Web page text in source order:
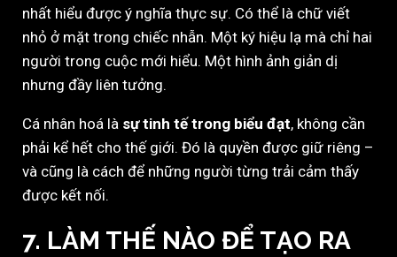
nhất hiểu được ý nghĩa thực sự. Có thể là chữ viết
nhỏ ở mặt trong chiếc nhẫn. Một ký hiệu lạ mà chỉ hai
người trong cuộc mới hiểu. Một hình ảnh giản dị
nhưng đầy liên tưởng.
Cá nhân hoá là sự tinh tế trong biểu đạt, không cần
phải kể hết cho thế giới. Đó là quyền được giữ riêng –
và cũng là cách để những người từng trải cảm thấy
được kết nối.
7. LÀM THẾ NÀO ĐỂ TẠO RA